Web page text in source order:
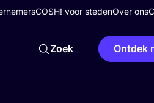
COSH! voor stedenOver ons
Zoek Ontdek